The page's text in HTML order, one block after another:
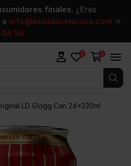
finales. ¿Eres
info@bebidasencasa.com
04 54
✕
0 0
LD Glogg Can 24x330ml